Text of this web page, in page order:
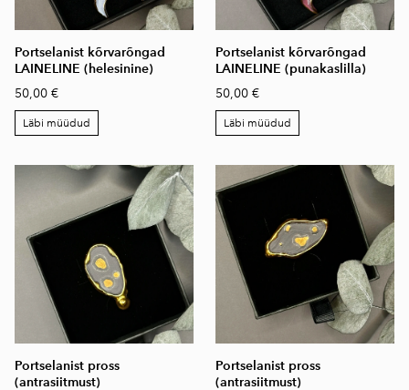
Portselanist kõrvarõngad
LAINELINE (helesinine)
50,00 €
Läbi müüdud
Portselanist kõrvarõngad
LAINELINE (punakaslilla)
50,00 €
Läbi müüdud
Portselanist pross
(antrasiitmust)
Portselanist pross
(antrasiitmust)